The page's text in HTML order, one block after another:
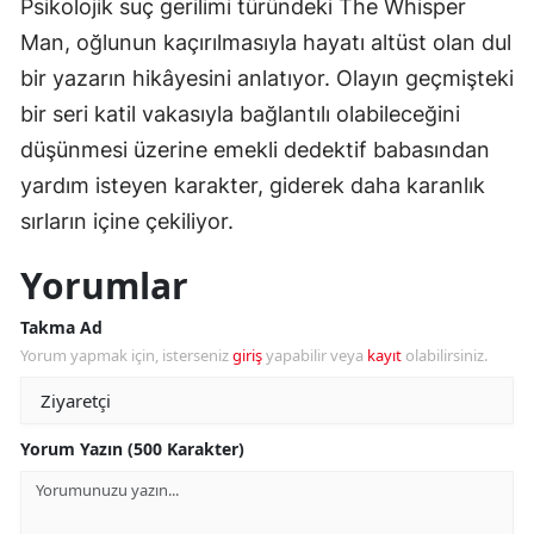
Psikolojik suç gerilimi türündeki The Whisper
Man, oğlunun kaçırılmasıyla hayatı altüst olan dul
bir yazarın hikâyesini anlatıyor. Olayın geçmişteki
bir seri katil vakasıyla bağlantılı olabileceğini
düşünmesi üzerine emekli dedektif babasından
yardım isteyen karakter, giderek daha karanlık
sırların içine çekiliyor.
Yorumlar
Takma Ad
Yorum yapmak için, istersenizgirişyapabilir veya kayıt olabilirsiniz.
Yorum Yazın (500 Karakter)